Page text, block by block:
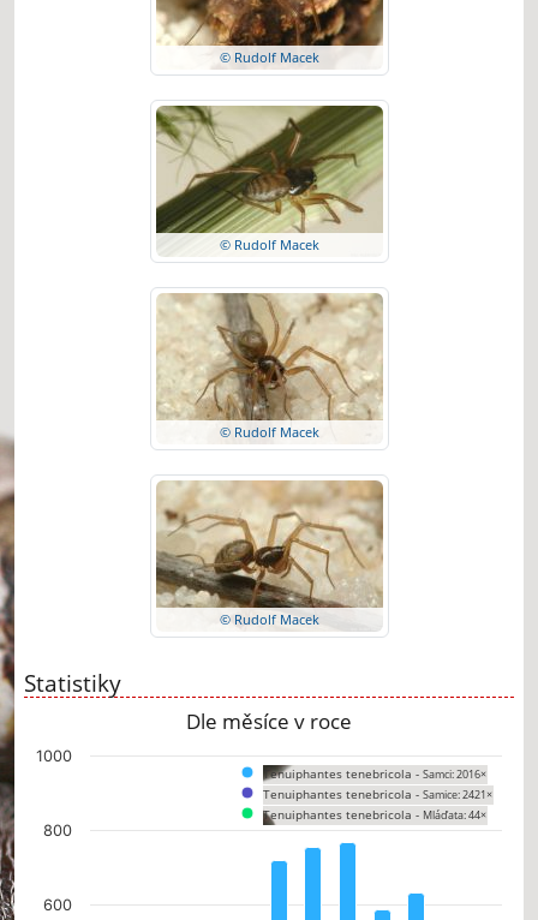
© Rudolf Macek
© Rudolf Macek
© Rudolf Macek
© Rudolf Macek
Statistiky
Dle měsíce v roce
Chart
The chart has 1 X axis displaying categories.
The chart has 1 Y axis displaying values. Data ranges from 0 to 767.
Tenuiphantes tenebricola - Samci: 2016×
Tenuiphantes tenebricola - Samice: 2421×
Tenuiphantes tenebricola - Mláďata: 44×
600
800
1000